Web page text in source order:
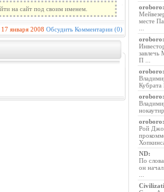
на сайт под своим именем.
17 января 2008 Обсудить Комментарии (0)
oroboro:
месте
oroboro:
завлечь
П ...
oroboro:
Кубрата
oroboro:
oroboro:
Рой
ND:
По
он